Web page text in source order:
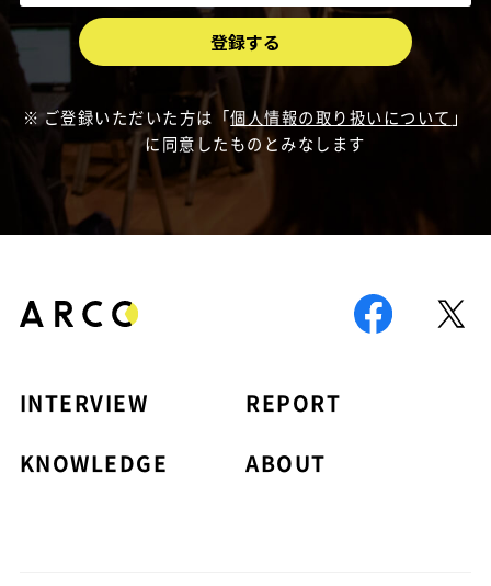
ご登録いただいた方は「個人情報の取り扱いについて 」
に同意したものとみなします
INTERVIEW
REPORT
KNOWLEDGE
ABOUT